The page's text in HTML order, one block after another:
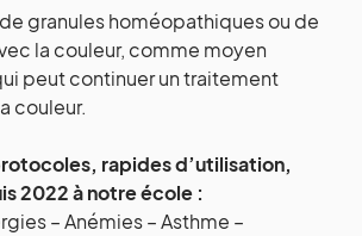
granules homéopathiques ou de
la couleur, comme moyen
peut continuer un traitement
couleur.
rapides d’utilisation,
2022 à notre école :
– Anémies – Asthme –